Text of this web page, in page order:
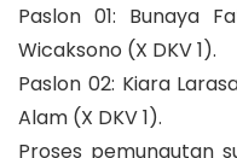
​Paslon 01: Bunaya
Wicaksono (X DKV 1).
​Paslon 02: Kiara
Alam (X DKV 1).
​Proses pemungutan